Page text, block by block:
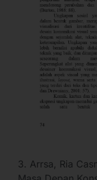
3. Arrsa, Ria